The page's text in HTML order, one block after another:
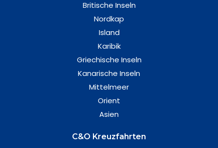
Britische Inseln
Nordkap
Island
Karibik
Griechische Inseln
Kanarische Inseln
Mittelmeer
Orient
Asien
C&O Kreuzfahrten